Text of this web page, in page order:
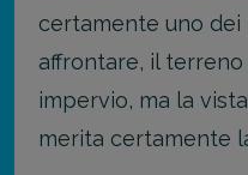
certamente uno
affrontare, il
impervio, ma la
merita certamente